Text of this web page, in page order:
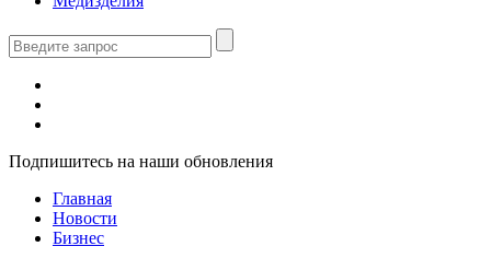
Подпишитесь на наши обновления
Главная
Новости
Бизнес